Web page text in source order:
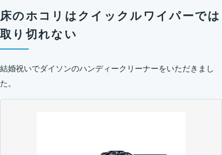
床のホコリはクイックルワイパーでは
取り切れない
結婚祝いでダイソンのハンディークリーナーをいただきまし
た。